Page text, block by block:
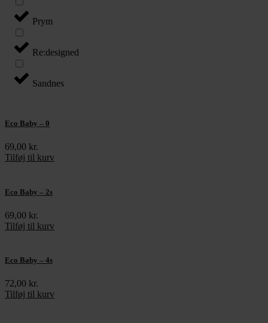
Prym
Re:designed
Sandnes
Eco Baby – 0
69,00 kr.
Tilføj til kurv
Eco Baby – 2s
69,00 kr.
Tilføj til kurv
Eco Baby – 4s
72,00 kr.
Tilføj til kurv